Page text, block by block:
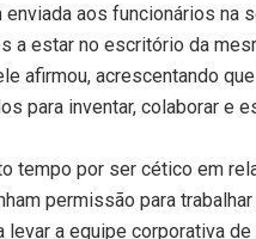
enviada aos funcionários na
a estar no escritório da
afirmou, acrescentando
para inventar, colaborar e
tempo por ser cético em
permissão para
levar a equipe corporativa